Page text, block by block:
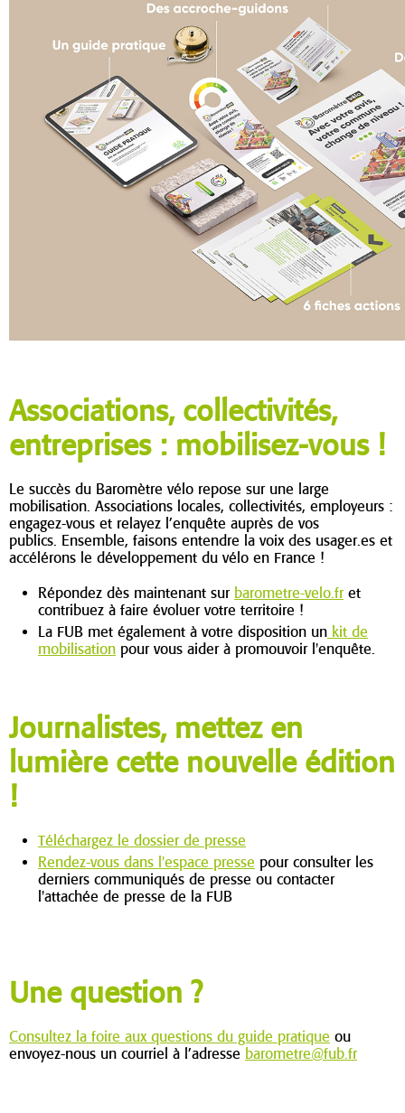
Associations, collectivités,
entreprises : mobilisez-vous !
Le succès du Baromètre vélo repose sur une large
mobilisation. Associations locales, collectivités, employeurs :
engagez-vous et relayez l’enquête auprès de vos
publics. Ensemble, faisons entendre la voix des usager.es et
accélérons le développement du vélo en France !
Répondez dès maintenant sur barometre-velo.fret
contribuez à faire évoluer votre territoire !
La FUB met également à votre disposition un kit de
mobilisation pour vous aider à promouvoir l'enquête.
Journalistes, mettez en
lumière cette nouvelle édition
!
Téléchargez le dossier de presse
Rendez-vous dans l'espace presse pour consulter les
derniers communiqués de presse ou contacter
l'attachée de presse de la FUB
Une question ?
Consultez la foire aux questions du guide pratique ou
envoyez-nous un courriel à l’adresse barometre@fub.fr